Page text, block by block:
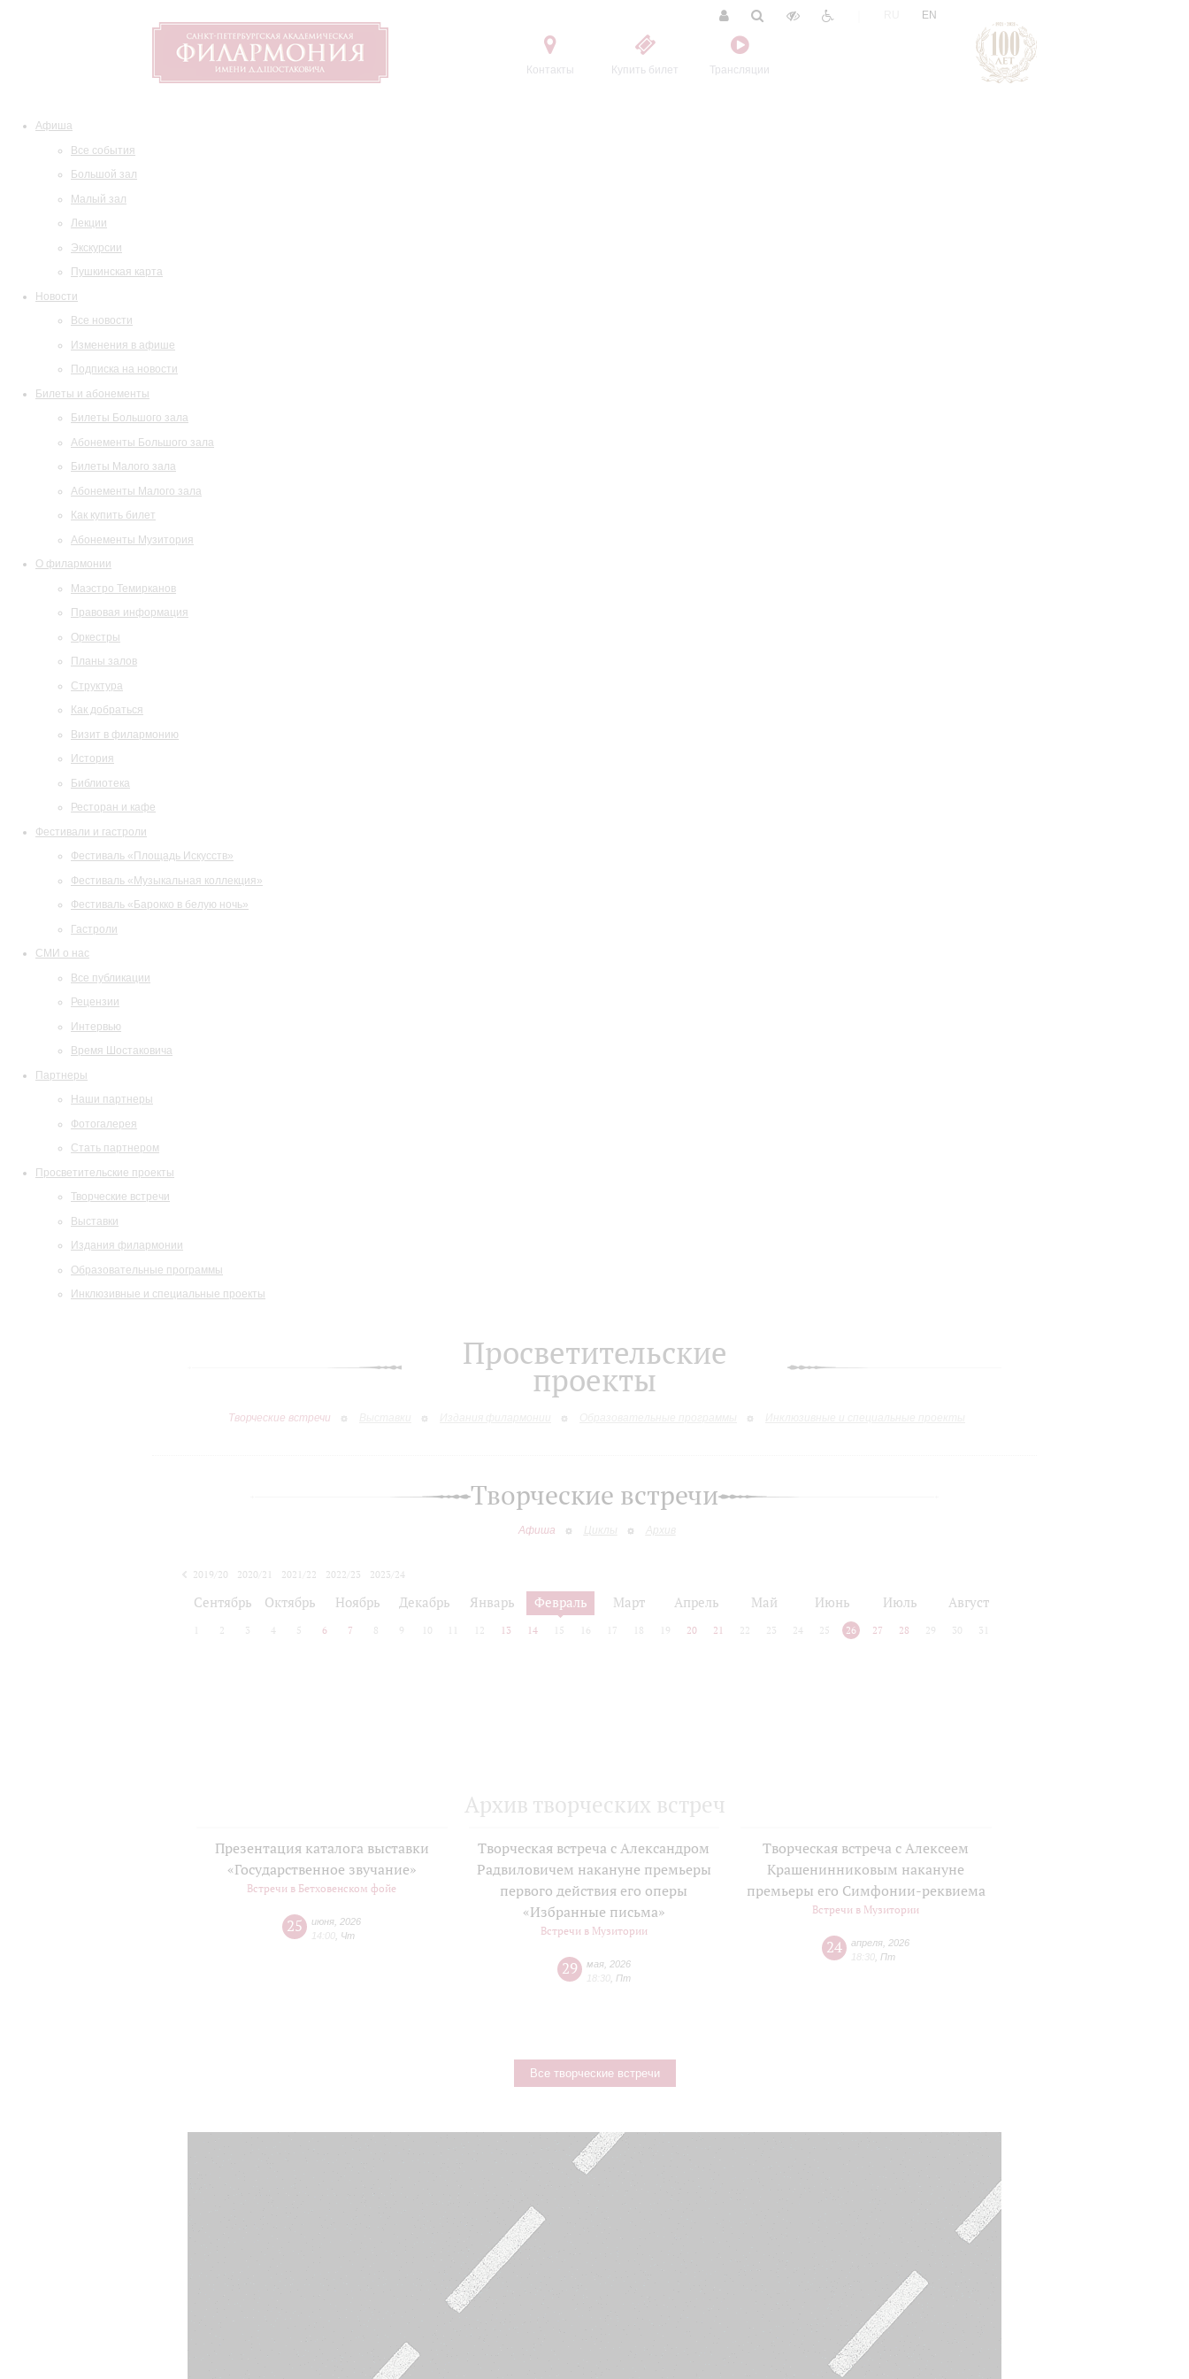
Контакты Купить билет Трансляции
EN
Афиша
Все события
Большой зал
Малый зал
Лекции
Экскурсии
Пушкинская карта
Новости
Все новости
Изменения в афише
Подписка на новости
Билеты и абонементы
Билеты Большого зала
Абонементы Большого зала
Билеты Малого зала
Абонементы Малого зала
Как купить билет
Абонементы Музитория
О филармонии
Маэстро Темирканов
Правовая информация
Оркестры
Планы залов
Структура
Как добраться
Визит в филармонию
История
Библиотека
Ресторан и кафе
Фестивали и гастроли
Фестиваль «Площадь Искусств»
Фестиваль «Музыкальная коллекция»
Фестиваль «Барокко в белую ночь»
Гастроли
СМИ о нас
Все публикации
Рецензии
Интервью
Время Шостаковича
Партнеры
Наши партнеры
Фотогалерея
Стать партнером
Просветительские проекты
Творческие встречи
Выставки
Издания филармонии
Образовательные программы
Инклюзивные и специальные проекты
Просветительские
проекты
Творческие встречи
Творческие встречи
Афиша Циклы Архив
2019/20 2020/21 2021/22 2022/23
2023/24
Сентябрь Октябрь Ноябрь Декабрь Январь Февраль Март Апрель Май Июнь Июль Август
2 3 4 5 6 7 8 9 10 12 13 14 15 16 17 18 19 20 21 22 23 24 25 26 27 28 29 30 31
Архив творческих встреч
Презентация каталога выставки
«Государственное звучание»
Встречи в Бетховенском фойе
25 июня 2026
14:00 Чт
Творческая встреча с Александром
Радвиловичем накануне премьеры
первого действия его оперы
«Избранные письма»
Встречи в Музитории
29 мая, 2026
18:30, Пт
Творческая встреча с Алексеем
Крашенинниковым накануне
премьеры его Симфонии-реквиема
Встречи в Музитории
24 апреля 2026
18:30 Пт
Все творческие встречи